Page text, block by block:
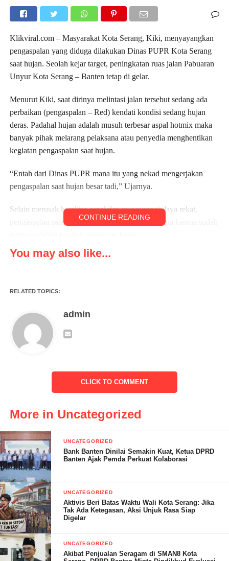
Klikviral.com – Masyarakat Kota Serang, Kiki, menyayangkan
pengaspalan yang diduga dilakukan Dinas PUPR Kota Serang
saat hujan. Seolah kejar target, peningkatan ruas jalan Pabuaran
Unyur Kota Serang – Banten tetap di gelar.
Menurut Kiki, saat dirinya melintasi jalan tersebut sedang ada
perbaikan (pengaspalan – Red) kendati kondisi sedang hujan
deras. Padahal hujan adalah musuh terbesar aspal hotmix maka
banyak pihak melarang pelaksana atau penyedia menghentikan
kegiatan pengaspalan saat hujan.
“Entah dari Dinas PUPR mana itu yang nekad mengerjakan
pengaspalan saat hujan besar tadi,” Ujarnya.
Selain merusak kwalitas aspal dan mengurangi daya rekat,
pengaspalan saat hujan juga bisa berpotensi pidana karena sudah
Kecurangan karena pengerjaan pengaspalan saat hujan dapat
perubahan atas UU Nomor 31 Tahun 1999 tentang
Pemberantasan Tindak Pidana Korupsi.
“Perbuatan yang dilakukan pelaksana atau Dinas PUPR dengan
mengerjakan pengaspalan jalan secara sembarangan itu jelas
Post Views:
CONTINUE READING
You may also like...
RELATED TOPICS:
admin
CLICK TO COMMENT
More in Uncategorized
UNCATEGORIZED
Bank Banten Dinilai Semakin Kuat, Ketua DPRD
Banten Ajak Pemda Perkuat Kolaborasi
UNCATEGORIZED
Aktivis Beri Batas Waktu Wali Kota Serang: Jika
Tak Ada Ketegasan, Aksi Unjuk Rasa Siap
Digelar
UNCATEGORIZED
Akibat Penjualan Seragam di SMAN8 Kota